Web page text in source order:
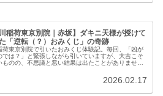
川稲荷東京別院｜赤坂】ダキニ天様が授けて
「逆転（？）おみくじ」の奇跡
荷東京別院で引いたおみくじ体験記。毎回、「凶が
では？」と緊張しながら引いていますが、大吉こそ
ものの、不思議と悪い結果は出たことがありませ
2026.02.17